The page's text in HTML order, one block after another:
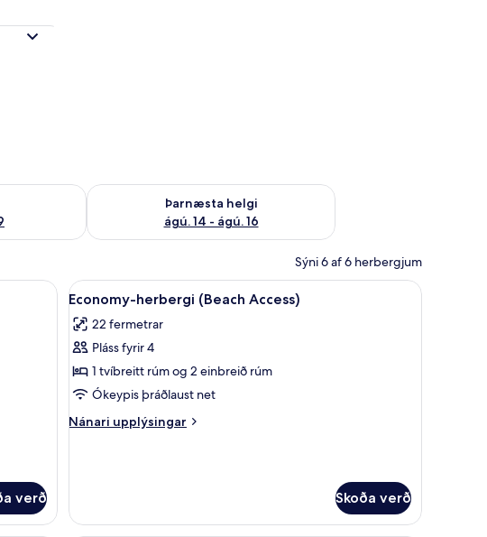
ágú. 7 - ágú. 9
Þarnæsta helgi
ágú. 14 - ágú. 16
Athuga framboð þarnæstu helgi ágú. 14 - ágú. 16
Sýni 6 af 6 herbergjum
aukarúm
| Skrifborð, myrkratjöld/-gardínur, vöggur/ungbarnarúm, aukarúm
verð
Skoða
allar
myndir
fyrir
Economy-
herbergi
(Beach
Access)
Skrifborð, myrkratjöld/-gardínur, vöggur/
4
Economy-herbergi (Beach Access)
22 fermetrar
Pláss fyrir 4
1 tvíbreitt rúm og 2 einbreið rúm
Ókeypis þráðlaust net
Nánari upplýsingar
Nánari
Access)
Skoða verð